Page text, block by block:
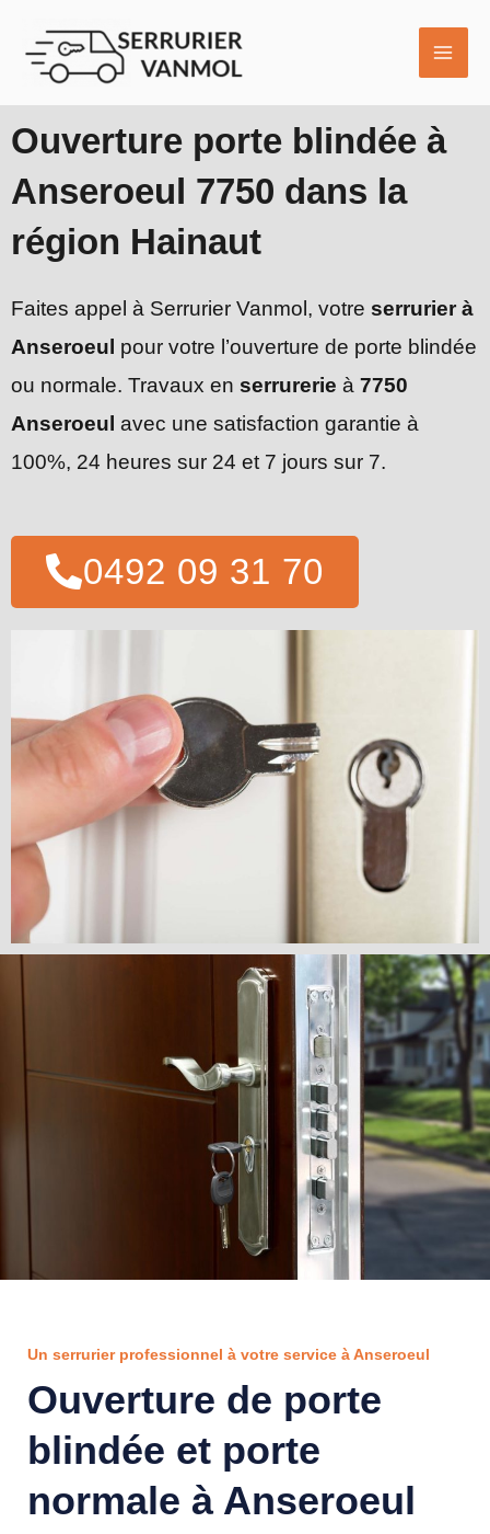
contenu
Ouverture porte blindée à
Anseroeul 7750 dans la
région Hainaut
Faites appel à Serrurier Vanmol, votre serrurier à
Anseroeul pour votre l’ouverture de porte blindée
ou normale. Travaux en serrurerie à 7750
Anseroeul avec une satisfaction garantie à
100%, 24 heures sur 24 et 7 jours sur 7.
0492 09 31 70
Un serrurier professionnel à votre service à Anseroeul
Ouverture de porte
blindée et porte
normale à Anseroeul